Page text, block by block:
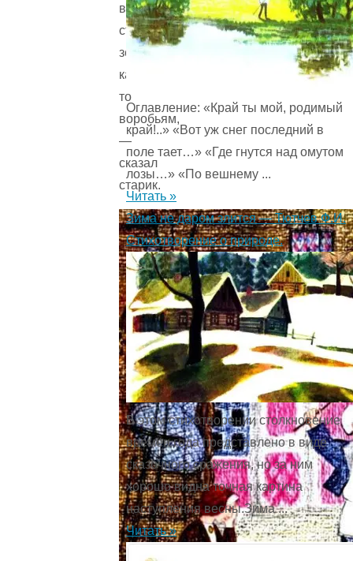
выбрасывать
столько
зерна
каким-
то
воробьям,
—
сказал
старик.
Оглавление: «Край ты мой, родимый
край!..» «Вот уж снег последний в
поле тает…» «Где гнутся над омутом
лозы…» «По вешнему ...
Читать »
Зима не даром злится — Тютчев Ф.И.
Стихотворение о природе.
В этом стихотворении столкновение
времён года представ­лено в виде
сказочного сражения, но за ним
хорошо видна точная картина
наступления весны.Зима ...
Читать »